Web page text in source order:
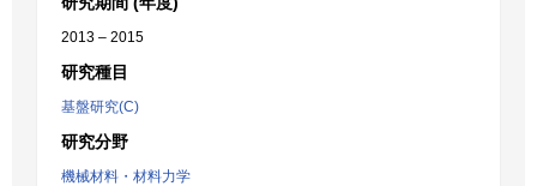
2013 – 2015
研究種目
基盤研究(C)
研究分野
機械材料・材料力学